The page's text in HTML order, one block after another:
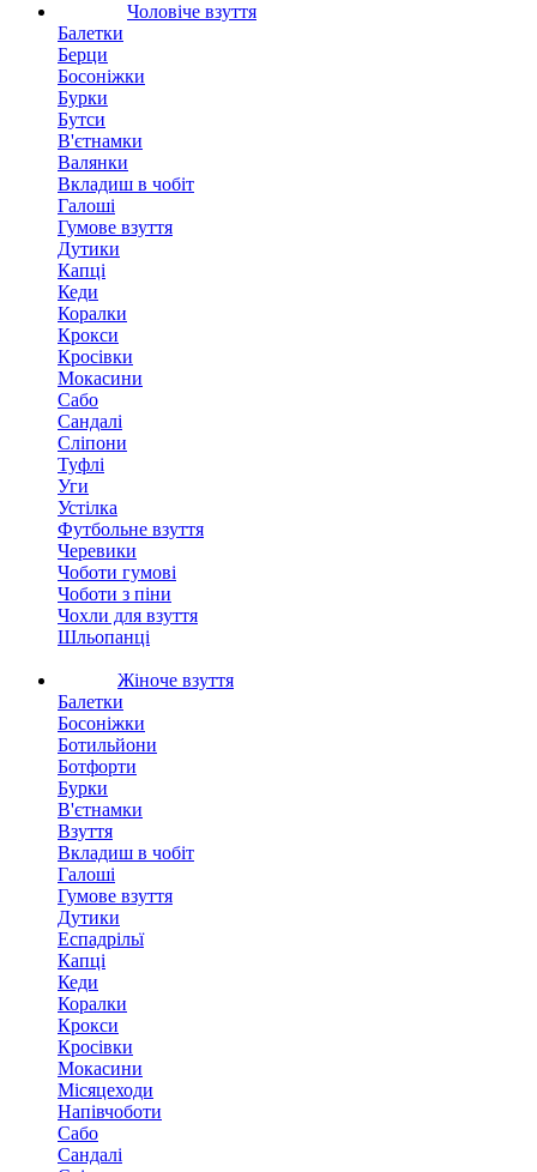
Чоловіче взуття
Балетки
Берци
Босоніжки
Бурки
Бутси
В'єтнамки
Валянки
Вкладиш в чобіт
Галоші
Гумове взуття
Дутики
Капці
Кеди
Коралки
Крокси
Кросівки
Мокасини
Сабо
Сандалі
Сліпони
Туфлі
Уги
Устілка
Футбольне взуття
Черевики
Чоботи гумові
Чоботи з піни
Чохли для взуття
Шльопанці
Жіноче взуття
Балетки
Босоніжки
Ботильйони
Ботфорти
Бурки
В'єтнамки
Взуття
Вкладиш в чобіт
Галоші
Гумове взуття
Дутики
Еспадрільї
Капці
Кеди
Коралки
Крокси
Кросівки
Мокасини
Місяцеходи
Напівчоботи
Сабо
Сандалі